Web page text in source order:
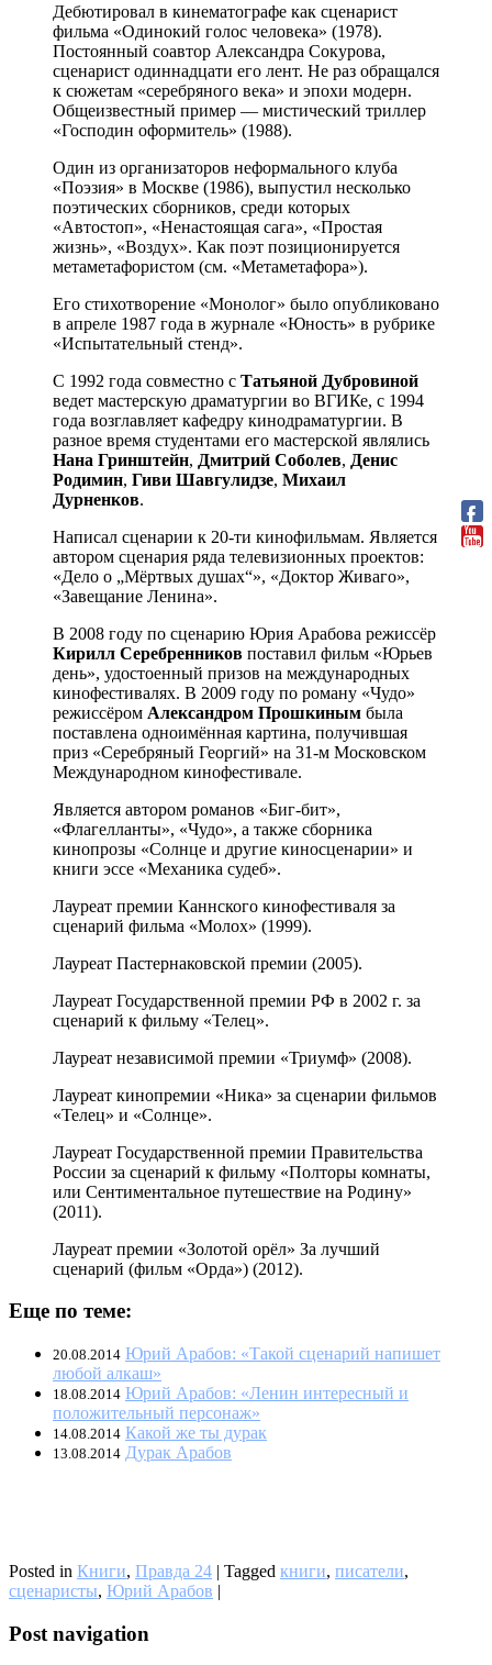
Дебютировал в кинематографе как сценарист
фильма «Одинокий голос человека» (1978).
Постоянный соавтор Александра Сокурова,
сценарист одиннадцати его лент. Не раз обращался
к сюжетам «серебряного века» и эпохи модерн.
Общеизвестный пример — мистический триллер
«Господин оформитель» (1988).
Один из организаторов неформального клуба
«Поэзия» в Москве (1986), выпустил несколько
поэтических сборников, среди которых
«Автостоп», «Ненастоящая сага», «Простая
жизнь», «Воздух». Как поэт позиционируется
метаметафористом (см. «Метаметафора»).
Его стихотворение «Монолог» было опубликовано
в апреле 1987 года в журнале «Юность» в рубрике
«Испытательный стенд».
С 1992 года совместно с Татьяной Дубровиной
ведет мастерскую драматургии во ВГИКе, с 1994
года возглавляет кафедру кинодраматургии. В
разное время студентами его мастерской являлись
Нана Гринштейн, Дмитрий Соболев, Денис
Родимин, Гиви Шавгулидзе, Михаил
Дурненков.
Написал сценарии к 20-ти кинофильмам. Является
автором сценария ряда телевизионных проектов:
«Дело о „Мёртвых душах“», «Доктор Живаго»,
«Завещание Ленина».
В 2008 году по сценарию Юрия Арабова режиссёр
Кирилл Серебренников поставил фильм «Юрьев
день», удостоенный призов на международных
кинофестивалях. В 2009 году по роману «Чудо»
режиссёром Александром Прошкиным была
поставлена одноимённая картина, получившая
приз «Серебряный Георгий» на 31-м Московском
Международном кинофестивале.
Является автором романов «Биг-бит»,
«Флагелланты», «Чудо», а также сборника
кинопрозы «Солнце и другие киносценарии» и
книги эссе «Механика судеб».
Лауреат премии Каннского кинофестиваля за
сценарий фильма «Молох» (1999).
Лауреат Пастернаковской премии (2005).
Лауреат Государственной премии РФ в 2002 г. за
сценарий к фильму «Телец».
Лауреат независимой премии «Триумф» (2008).
Лауреат кинопремии «Ника» за сценарии фильмов
«Телец» и «Солнце».
Лауреат Государственной премии Правительства
России за сценарий к фильму «Полторы комнаты,
или Сентиментальное путешествие на Родину»
(2011).
Лауреат премии «Золотой орёл» За лучший
сценарий (фильм «Орда») (2012).
Еще по теме:
20.08.2014 Юрий Арабов: «Такой сценарий напишет
любой алкаш»
18.08.2014 Юрий Арабов: «Ленин интересный и
положительный персонаж»
14.08.2014 Какой же ты дурак
13.08.2014 Дурак Арабов
Posted in Книги, Правда 24 | Tagged книги, писатели,
сценаристы, Юрий Арабов |
Post navigation